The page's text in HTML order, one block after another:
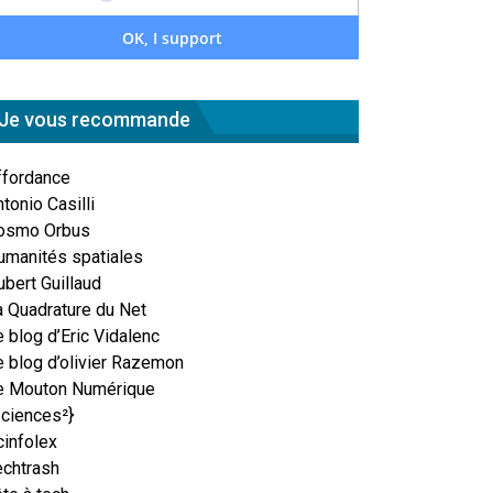
Je vous recommande
Casilli
Orbus
spatiales
Guillaud
Quadrature du Net
blog d’Eric Vidalenc
blog d’olivier Razemon
Mouton Numérique